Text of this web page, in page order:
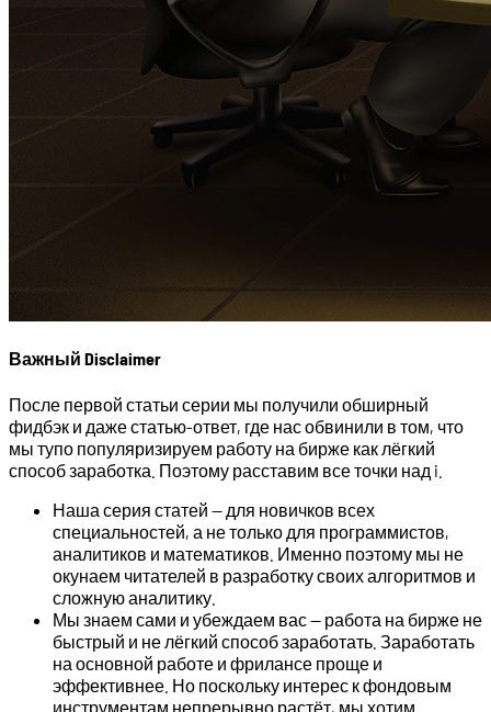
Важный Disclaimer
После первой статьи серии мы получили обширный
фидбэк и даже статью-ответ, где нас обвинили в том, что
мы тупо популяризируем работу на бирже как лёгкий
способ заработка. Поэтому расставим все точки над i.
Наша серия статей — для новичков всех
специальностей, а не только для программистов,
аналитиков и математиков. Именно поэтому мы не
окунаем читателей в разработку своих алгоритмов и
сложную аналитику.
Мы знаем сами и убеждаем вас — работа на бирже не
быстрый и не лёгкий способ заработать. Заработать
на основной работе и фрилансе проще и
эффективнее. Но поскольку интерес к фондовым
инструментам непрерывно растёт, мы хотим